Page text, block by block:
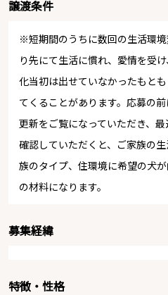
譲渡条件
※短期間のうちに数回の生活環
り先にて生活に慣れ、愛情を受
化当初は出せていなかったもと
てくることがあります。応募の
更新をご覧になっていただき、
確認していただくと、ご家族の
族のタイプ、住環境に希望の犬
の材料になります。
募集経緯
特徴・性格